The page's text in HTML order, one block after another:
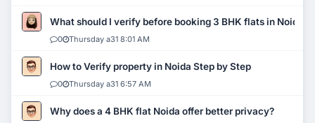
What should I verify before booking 3 BHK flats in Noida?
0 Thursday a31 8:01 AM
How to Verify property in Noida Step by Step
0 Thursday a31 6:57 AM
Why does a 4 BHK flat Noida offer better privacy?